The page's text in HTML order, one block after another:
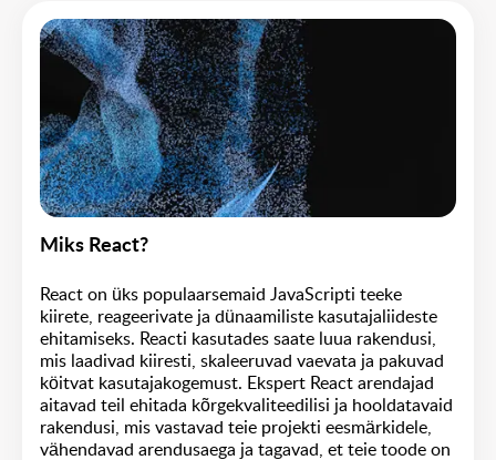
Miks React?
React on üks populaarsemaid JavaScripti teeke
kiirete, reageerivate ja dünaamiliste kasutajaliideste
ehitamiseks. Reacti kasutades saate luua rakendusi,
mis laadivad kiiresti, skaleeruvad vaevata ja pakuvad
köitvat kasutajakogemust. Ekspert React arendajad
aitavad teil ehitada kõrgekvaliteedilisi ja hooldatavaid
rakendusi, mis vastavad teie projekti eesmärkidele,
vähendavad arendusaega ja tagavad, et teie toode on